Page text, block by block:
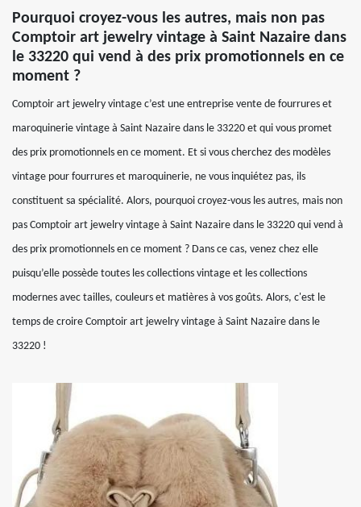
Pourquoi croyez-vous les autres, mais non pas
Comptoir art jewelry vintage à Saint Nazaire dans
le 33220 qui vend à des prix promotionnels en ce
moment ?
Comptoir art jewelry vintage c’est une entreprise vente de fourrures et
maroquinerie vintage à Saint Nazaire dans le 33220 et qui vous promet
des prix promotionnels en ce moment. Et si vous cherchez des modèles
vintage pour fourrures et maroquinerie, ne vous inquiétez pas, ils
constituent sa spécialité. Alors, pourquoi croyez-vous les autres, mais non
pas Comptoir art jewelry vintage à Saint Nazaire dans le 33220 qui vend à
des prix promotionnels en ce moment ? Dans ce cas, venez chez elle
puisqu’elle possède toutes les collections vintage et les collections
modernes avec tailles, couleurs et matières à vos goûts. Alors, c'est le
temps de croire Comptoir art jewelry vintage à Saint Nazaire dans le
33220 !